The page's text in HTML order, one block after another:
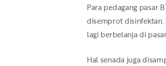
Para pedagang pasar
disemprot disinfektan.
lagi berbelanja di
Hal senada juga